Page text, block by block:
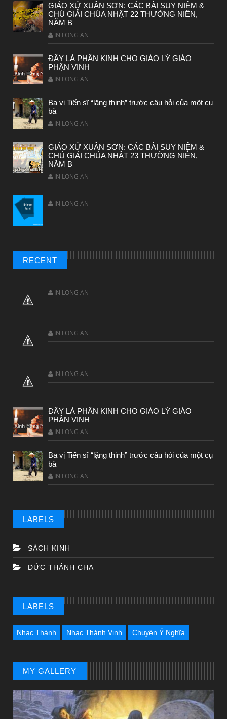
BÀI NỔI BẬT
HẠT GIỐNG TÂM HỒN
GIÁO XỨ XUÂN SƠN: CÁC BÀI SUY NIỆM &
CHÚ GIẢI CHÚA NHẬT 22 THƯỜNG NIÊN,
NĂM B
IN LONG AN
ĐÂY LÀ PHẦN KINH CHO GIÁO LÝ GIÁO
PHẬN VINH
IN LONG AN
Ba vị Tiến sĩ “lặng thinh” trước câu hỏi của một cụ
bà
IN LONG AN
GIÁO XỨ XUÂN SƠN: CÁC BÀI SUY NIỆM &
CHÚ GIẢI CHÚA NHẬT 23 THƯỜNG NIÊN,
NĂM B
IN LONG AN
IN LONG AN
RECENT
IN LONG AN
IN LONG AN
IN LONG AN
ĐÂY LÀ PHẦN KINH CHO GIÁO LÝ GIÁO
PHẬN VINH
IN LONG AN
Ba vị Tiến sĩ “lặng thinh” trước câu hỏi của một cụ
bà
IN LONG AN
LABELS
SÁCH KINH
ĐỨC THÁNH CHA
LABELS
Nhạc Thánh Nhạc Thánh Vịnh Chuyện Ý Nghĩa
MY GALLERY